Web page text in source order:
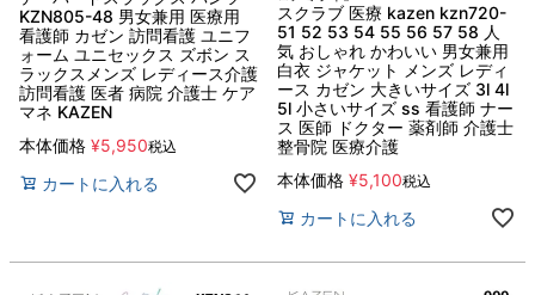
KZN805-48 男女兼用 医療用
看護師 カゼン 訪問看護 ユニフ
ォーム ユニセックス ズボン ス
ラックスメンズ レディース介護
訪問看護 医者 病院 介護士 ケア
マネ KAZEN
本体価格 ¥5,950税込
カートに入れる
スクラブ 医療 kazen kzn720-
51 52 53 54 55 56 57 58 人
気 おしゃれ かわいい 男女兼用
白衣 ジャケット メンズ レディ
ース カゼン 大きいサイズ 3l 4l
5l 小さいサイズ ss 看護師 ナー
ス 医師 ドクター 薬剤師 介護士
整骨院 医療介護
本体価格 ¥5,100税込
カートに入れる